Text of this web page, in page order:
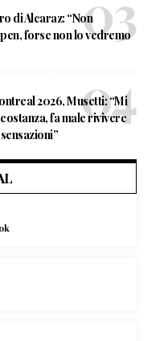
di Alcaraz: “Non
forse non lo vedremo
2026, Musetti: “Mi
fa male rivivere